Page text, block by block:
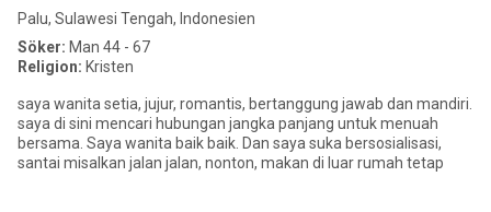
Palu, Sulawesi Tengah, Indonesien
Söker: Man 44 - 67
Religion: Kristen
saya wanita setia, jujur, romantis, bertanggung jawab dan mandiri.
saya di sini mencari hubungan jangka panjang untuk menuah
bersama. Saya wanita baik baik. Dan saya suka bersosialisasi,
santai misalkan jalan jalan, nonton, makan di luar rumah tetap